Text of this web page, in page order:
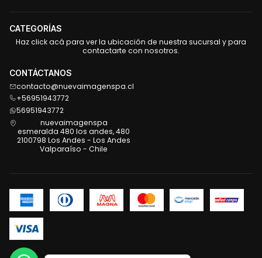
CATEGORÍAS
Haz click acá para ver la ubicación de nuestra sucursal y para
contactarte con nosotros.
CONTÁCTANOS
contacto@nuevaimagenspa.cl
+56951943772
56951943772
nuevaimagenspa
esmeralda 480 los andes, 480
2100798 Los Andes - Los Andes
Valparaíso - Chile